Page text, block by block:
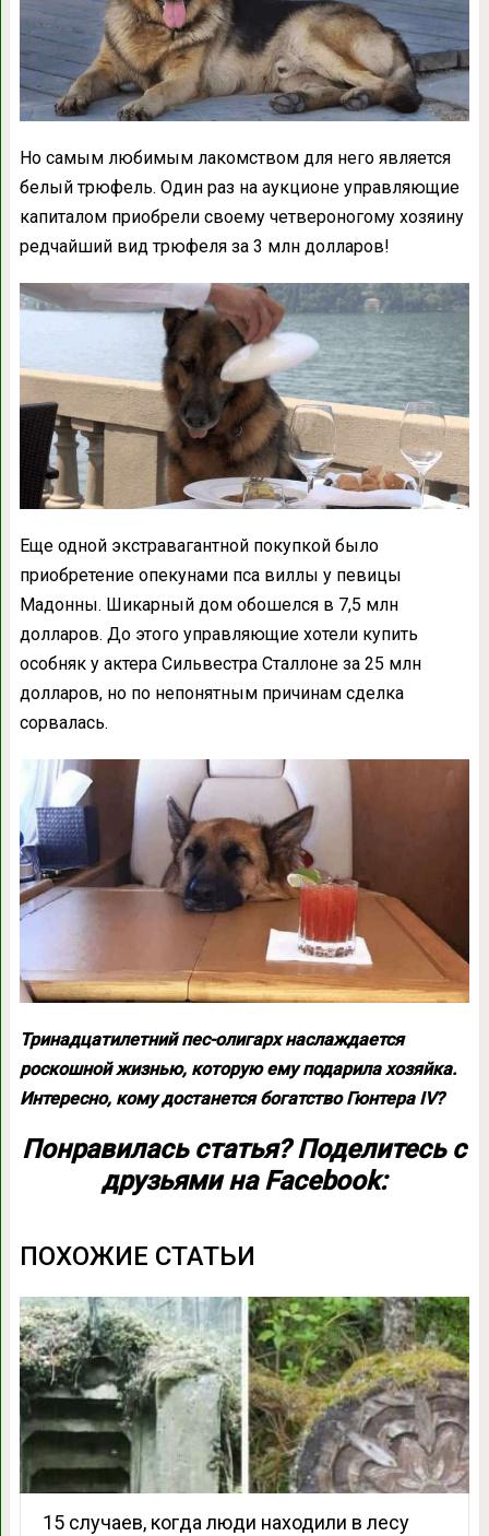
Но самым любимым лакомством для него является
белый трюфель. Один раз на аукционе управляющие
капиталом приобрели своему четвероногому хозяину
редчайший вид трюфеля за 3 млн долларов!
Еще одной экстравагантной покупкой было
приобретение опекунами пса виллы у певицы
Мадонны. Шикарный дом обошелся в 7,5 млн
долларов. До этого управляющие хотели купить
особняк у актера Сильвестра Сталлоне за 25 млн
долларов, но по непонятным причинам сделка
сорвалась.
Тринадцатилетний пес-олигарх наслаждается
роскошной жизнью, которую ему подарила хозяйка.
Интересно, кому достанется богатство Гюнтера IV?
Понравилась статья? Поделитесь с
друзьями на Facebook:
ПОХОЖИЕ СТАТЬИ
15 случаев, когда люди находили в лесу